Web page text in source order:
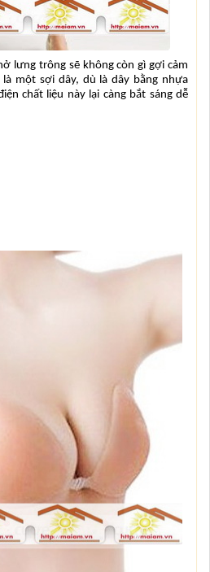
lưng trông sẽ không còn gì gợi cảm
một sợi dây, dù là dây bằng nhựa
chất liệu này lại càng bắt sáng dễ